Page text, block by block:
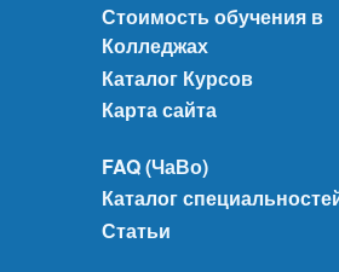
Стоимость обучения в
Колледжах
Каталог Курсов
Карта сайта
FAQ (ЧаВо)
Каталог
Статьи